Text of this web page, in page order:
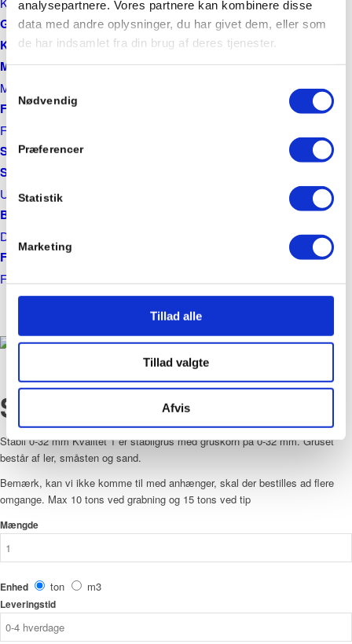
analysepartnere. Vores partnere kan kombinere disse
data med andre oplysninger, du har givet dem, eller som
de har indsamlet fra din brug af deres tjenester.
Samtykkevalg
Nødvendig
Præferencer
Statistik
Marketing
Tillad alle
Tillad valgte
Afvis
Granitskærver
Kampesten
Marksten
Marksten til haven
Faldunderlag og faldgrus
Faldgrus
Stenmel
Spagnum
Ugødet spagnum
Barkflis
Dækbark
Flis
Flis til haven
Stabil 0-32 mm Kvalitet 1
Stabil 0-32 mm Kvalitet 1 er stabilgrus med gruskorn på 0-32 mm. Gruset
består af ler, småsten og sand.
Bemærk, kan vi ikke komme til med anhænger, skal der bestilles ad flere
omgange. Max 10 tons ved grabning og 15 tons ved tip
Mængde
Enhed ton m3
Leveringstid